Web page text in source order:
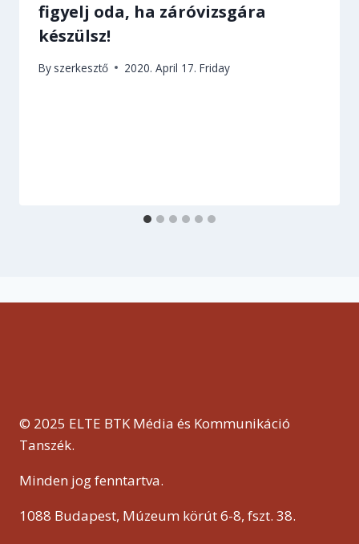
figyelj oda, ha záróvizsgára
készülsz!
By szerkesztő 2020. April 17. Friday
© 2025 ELTE BTK Média és Kommunikáció
Tanszék.
Minden jog fenntartva.
1088 Budapest, Múzeum körút 6-8, fszt. 38.